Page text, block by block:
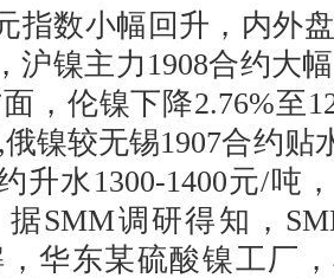
数小幅回升，内外盘
沪镍主力1908合约大
，伦镍下降2.76%至
镍较无锡1907合约贴
升水1300-1400元/吨
据SMM调研得知，
华东某硫酸镍工厂